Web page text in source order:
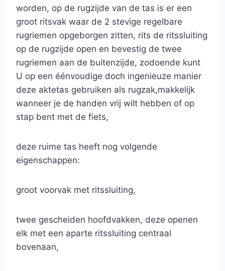
worden, op de rugzijde van de tas is er een
groot ritsvak waar de 2 stevige regelbare
rugriemen opgeborgen zitten, rits de ritssluiting
op de rugzijde open en bevestig de twee
rugriemen aan de buitenzijde, zodoende kunt
U op een éénvoudige doch ingenieuze manier
deze aktetas gebruiken als rugzak,makkelijk
wanneer je de handen vrij wilt hebben of op
stap bent met de fiets,
deze ruime tas heeft nog volgende
eigenschappen:
groot voorvak met ritssluiting,
twee gescheiden hoofdvakken, deze openen
elk met een aparte ritssluiting centraal
bovenaan,